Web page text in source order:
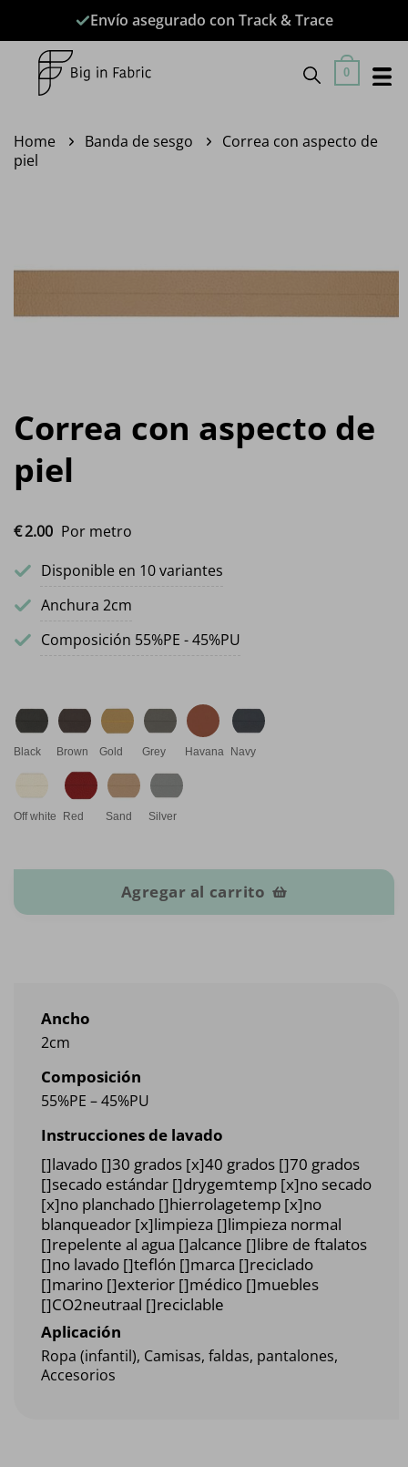
contenido
Envío asegurado con Track & Trace
0
Home Banda de sesgo
Correa con aspecto de
piel
Correa con aspecto de
piel
€2.00 Por metro
Disponible en 10 variantes
Anchura 2cm
Composición 55%PE - 45%PU
Black Brown Gold Grey Havana Navy
Off white Red Sand Silver
Agregar al carrito
Ancho
2cm
Composición
55%PE – 45%PU
Instrucciones de lavado
[]lavado []30 grados [x]40 grados []70 grados
[]secado estándar []drygemtemp [x]no secado
[x]no planchado []hierrolagetemp [x]no
blanqueador [x]limpieza []limpieza normal
[]repelente al agua []alcance []libre de ftalatos
[]no lavado []teflón []marca []reciclado
[]marino []exterior []médico []muebles
[]CO2neutraal []reciclable
Aplicación
Ropa (infantil), Camisas, faldas, pantalones,
Accesorios